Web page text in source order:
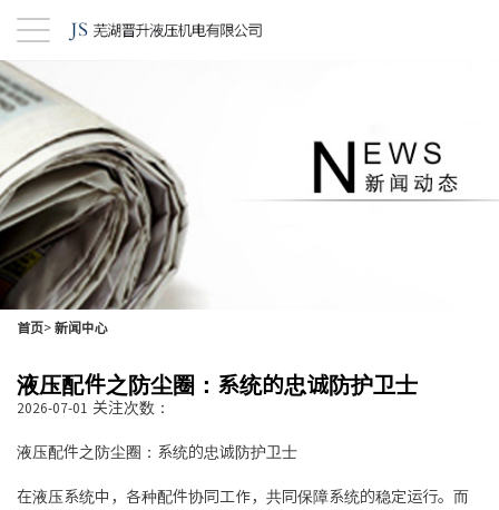
首页> 新闻中心
液压配件之防尘圈：系统的忠诚防护卫士
2026-07-01 关注次数：
液压配件之防尘圈：系统的忠诚防护卫士
在液压系统中，各种配件协同工作，共同保障系统的稳定运行。而